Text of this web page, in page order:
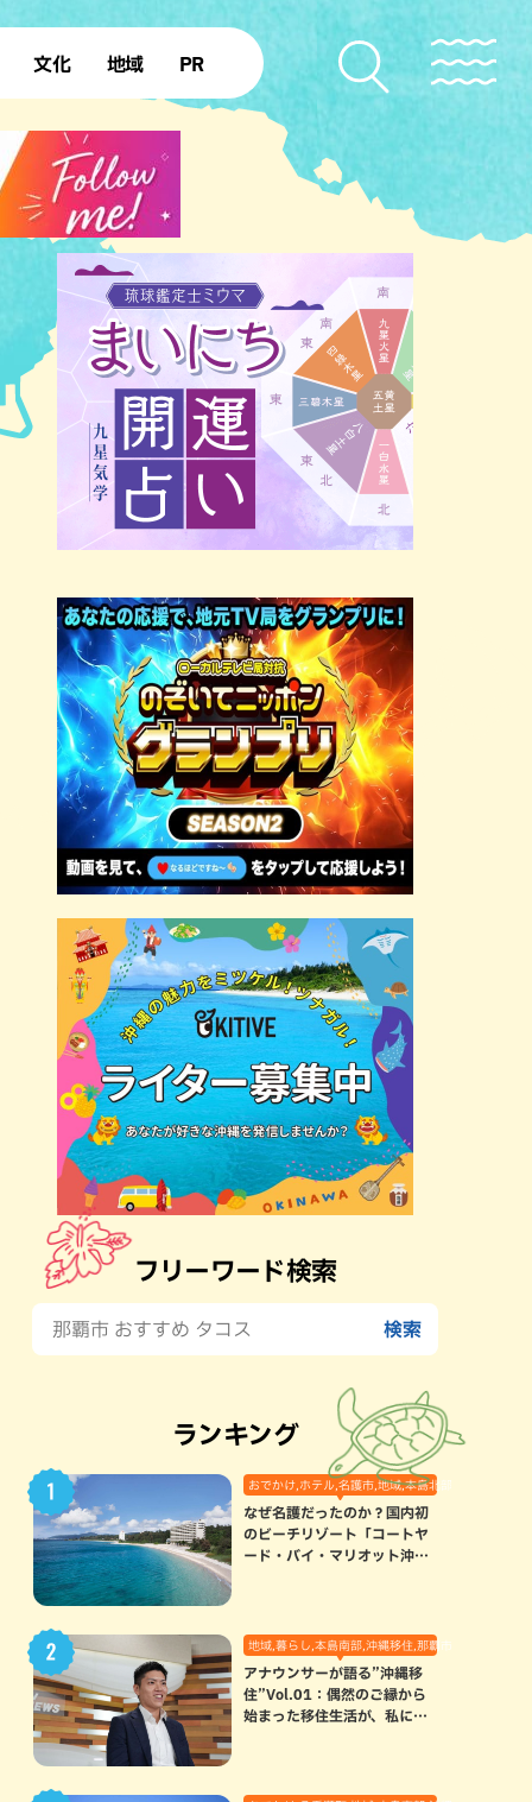
文化
復帰50年
地域
本島北部 本島中部
本島南部 先島諸島
北部離島
PR
フリーワード検索
ランキング
おでかけ,ホテル,名護市,地域,本島北部
なぜ名護だったのか？国内初
のビーチリゾート「コートヤ
ード・バイ・マリオット沖縄
地域,暮らし,本島南部,沖縄移住,那覇市
アナウンサーが語る”沖縄移
住”Vol.01：偶然のご縁から
始まった移住生活が、私にと